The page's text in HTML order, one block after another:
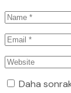
Daha